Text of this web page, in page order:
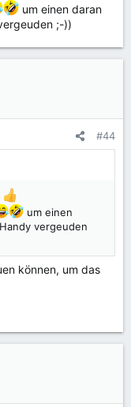
um einen daran
;-))
#44
um einen
vergeuden
können, um das